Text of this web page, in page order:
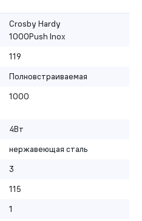
Crosby Hardy
1000Push Inox
119
Полновстраиваемая
1000
4Вт
нержавеющая сталь
3
115
1